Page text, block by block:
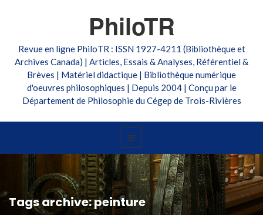
PhiloTR
Revue en ligne PhiloTR : ISSN 1927-4211 (Bibliothèque et
Archives Canada) | Articles, Essais & Analyses, Référentiel &
Brèves | Matériel didactique | Bibliothèque numérique
d'oeuvres philosophiques | Depuis 2004 | Conçu par le
Département de Philosophie du Cégep de Trois-Rivières
Tags archive: peinture